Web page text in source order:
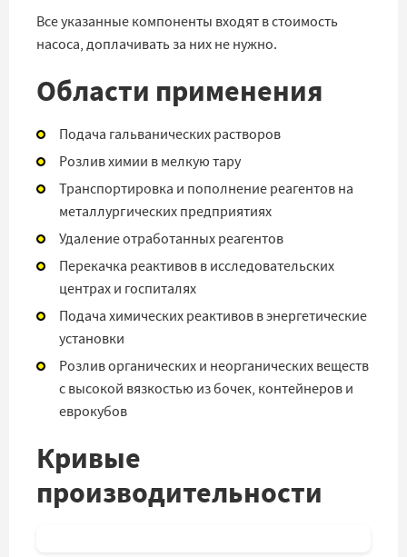
Все указанные компоненты входят в стоимость
насоса, доплачивать за них не нужно.
Области применения
Подача гальванических растворов
Розлив химии в мелкую тару
Транспортировка и пополнение реагентов на
металлургических предприятиях
Удаление отработанных реагентов
Перекачка реактивов в исследовательских
центрах и госпиталях
Подача химических реактивов в энергетические
установки
Розлив органических и неорганических веществ
с высокой вязкостью из бочек, контейнеров и
еврокубов
Кривые
производительности